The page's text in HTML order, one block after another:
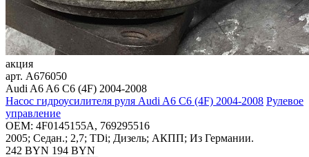
акция
арт. A676050
Audi A6 A6 C6 (4F) 2004-2008
Насос гидроусилителя руля Audi A6 C6 (4F) 2004-2008 Рулевое
управление
OEM: 4F0145155A, 769295516
2005; Седан.; 2,7; TDi; Дизель; АКПП; Из Германии.
242 BYN 194 BYN